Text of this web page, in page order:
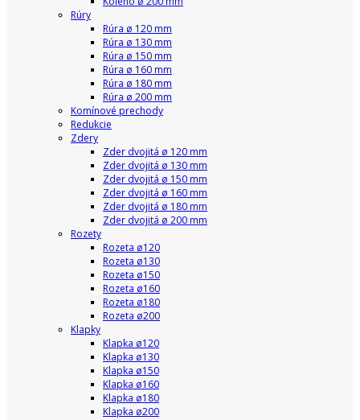
Rúry
Rúra ø 120 mm
Rúra ø 130 mm
Rúra ø 150 mm
Rúra ø 160 mm
Rúra ø 180 mm
Rúra ø 200 mm
Komínové prechody
Redukcie
Zdery
Zder dvojitá ø 120 mm
Zder dvojitá ø 130 mm
Zder dvojitá ø 150 mm
Zder dvojitá ø 160 mm
Zder dvojitá ø 180 mm
Zder dvojitá ø 200 mm
Rozety
Rozeta ø120
Rozeta ø130
Rozeta ø150
Rozeta ø160
Rozeta ø180
Rozeta ø200
Klapky
Klapka ø120
Klapka ø130
Klapka ø150
Klapka ø160
Klapka ø180
Klapka ø200